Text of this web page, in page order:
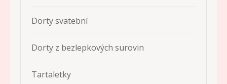
Dorty svatební
Dorty z bezlepkových surovin
Tartaletky